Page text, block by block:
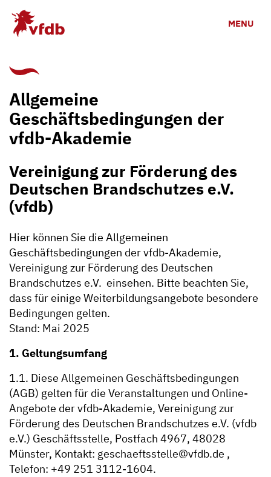
Zum Hauptinhalt
MENU
Allgemeine
Geschäftsbedingungen der
vfdb-Akademie
Vereinigung zur Förderung des
Deutschen Brandschutzes e.V.
(vfdb)
Hier können Sie die Allgemeinen
Geschäftsbedingungen der vfdb-Akademie,
Vereinigung zur Förderung des Deutschen
Brandschutzes e.V. einsehen. Bitte beachten Sie,
dass für einige Weiterbildungsangebote besondere
Bedingungen gelten.
Stand: Mai 2025
1. Geltungsumfang
1.1. Diese Allgemeinen Geschäftsbedingungen
(AGB) gelten für die Veranstaltungen und Online-
Angebote der vfdb-Akademie, Vereinigung zur
Förderung des Deutschen Brandschutzes e.V. (vfdb
e.V.) Geschäftsstelle, Postfach 4967, 48028
Münster, Kontakt: geschaeftsstelle@vfdb.de ,
Telefon: +49 251 3112-1604.